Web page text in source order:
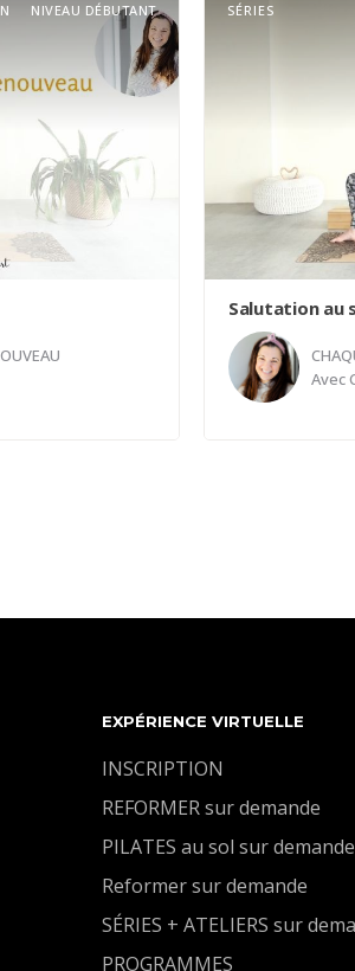
NIVEAU DÉBUTANT
journée.
SÉRIES
Salutation au
Avec
salutations au
EXPÉRIENCE VIRTUELLE
INSCRIPTION
REFORMER sur demande
PILATES au sol sur demande
Reformer sur demande
SÉRIES + ATELIERS sur
PROGRAMMES